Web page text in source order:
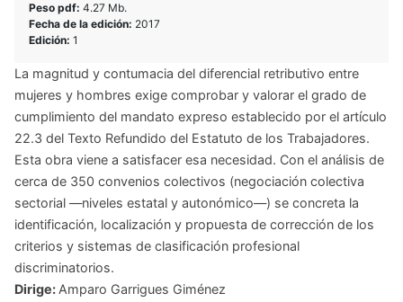
Peso pdf: 4.27 Mb.
Fecha de la edición: 2017
Edición: 1
La magnitud y contumacia del diferencial retributivo entre
mujeres y hombres exige comprobar y valorar el grado de
cumplimiento del mandato expreso establecido por el artículo
22.3 del Texto Refundido del Estatuto de los Trabajadores.
Esta obra viene a satisfacer esa necesidad. Con el análisis de
cerca de 350 convenios colectivos (negociación colectiva
sectorial —niveles estatal y autonómico—) se concreta la
identificación, localización y propuesta de corrección de los
criterios y sistemas de clasificación profesional
discriminatorios.
Dirige: Amparo Garrigues Giménez